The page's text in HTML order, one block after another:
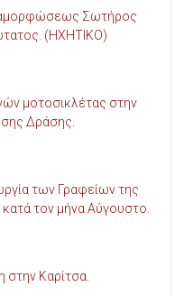
Σωτήρος
(ΗΧΗΤΙΚΟ)
μοτοσικλέτας στην
Δράσης.
των Γραφείων της
τον μήνα Αύγουστο.
Καρίτσα.